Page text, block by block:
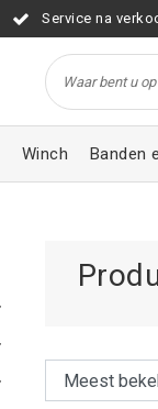
Service na
Winch Banden